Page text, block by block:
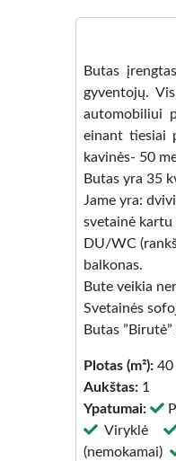
Butas
gyventojų.
automobiliui
einant tiesiai
kavinės- 50
Butas yra 35
Jame yra:
svetainė kartu
DU/WC
balkonas.
Bute veikia
Svetainės
Butas
Plotas (m²): 40
Aukštas: 1
Ypatumai:
Viryklė
(nemokamai)